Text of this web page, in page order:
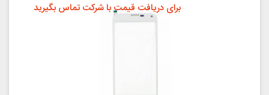
برای دریافت قیمت با شرکت تماس بگیرید